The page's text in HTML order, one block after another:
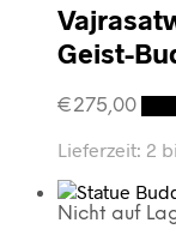
Geist-
€275,00
Lieferzeit: 2
Nicht auf